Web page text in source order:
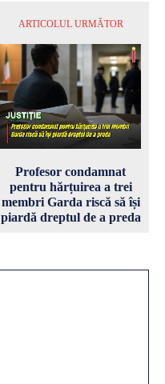
ARTICOLUL URMĂTOR
Profesor condamnat
pentru hărțuirea a trei
membri Garda riscă să își
piardă dreptul de a preda